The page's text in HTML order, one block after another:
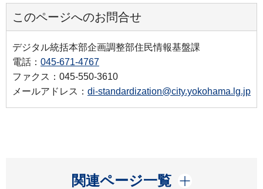
このページへのお問合せ
デジタル統括本部企画調整部住民情報基盤課
電話： 045-671-4767
ファクス：045-550-3610
メールアドレス： di-standardization@city.yokohama.lg.jp
関連ページ一覧
開く